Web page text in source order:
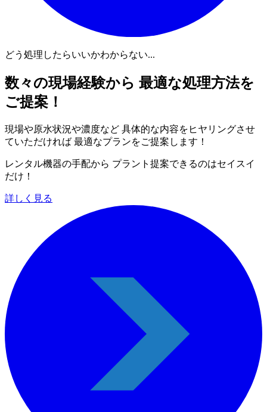
どう処理したらいいかわからない...
数々の現場経験から 最適な処理方法を
ご提案！
現場や原水状況や濃度など 具体的な内容をヒヤリングさせ
ていただければ 最適なプランをご提案します！
レンタル機器の手配から プラント提案できるのはセイスイ
だけ！
詳しく見る